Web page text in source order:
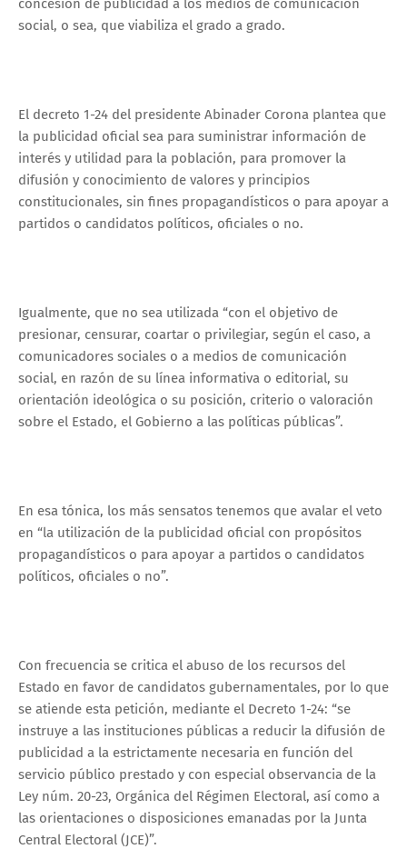
concesión de publicidad a los medios de comunicación
social, o sea, que viabiliza el grado a grado.
El decreto 1-24 del presidente Abinader Corona plantea que
la publicidad oficial sea para suministrar información de
interés y utilidad para la población, para promover la
difusión y conocimiento de valores y principios
constitucionales, sin fines propagandísticos o para apoyar a
partidos o candidatos políticos, oficiales o no.
Igualmente, que no sea utilizada “con el objetivo de
presionar, censurar, coartar o privilegiar, según el caso, a
comunicadores sociales o a medios de comunicación
social, en razón de su línea informativa o editorial, su
orientación ideológica o su posición, criterio o valoración
sobre el Estado, el Gobierno a las políticas públicas”.
En esa tónica, los más sensatos tenemos que avalar el veto
en “la utilización de la publicidad oficial con propósitos
propagandísticos o para apoyar a partidos o candidatos
políticos, oficiales o no”.
Con frecuencia se critica el abuso de los recursos del
Estado en favor de candidatos gubernamentales, por lo que
se atiende esta petición, mediante el Decreto 1-24: “se
instruye a las instituciones públicas a reducir la difusión de
publicidad a la estrictamente necesaria en función del
servicio público prestado y con especial observancia de la
Ley núm. 20-23, Orgánica del Régimen Electoral, así como a
las orientaciones o disposiciones emanadas por la Junta
Central Electoral (JCE)”.